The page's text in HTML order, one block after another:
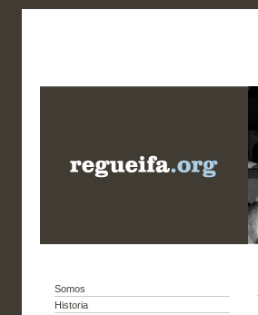
Somos
Historia